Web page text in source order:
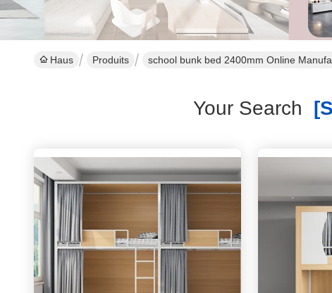
Haus Produits school bunk bed 2400mm Online
Your Search